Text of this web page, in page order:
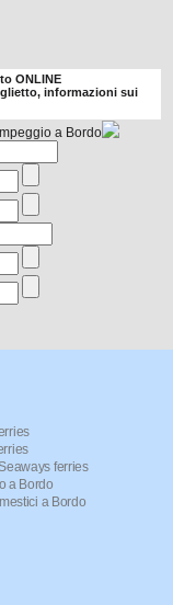
ONLINE
informazioni sui
a Bordo
ferries
a Bordo
a Bordo